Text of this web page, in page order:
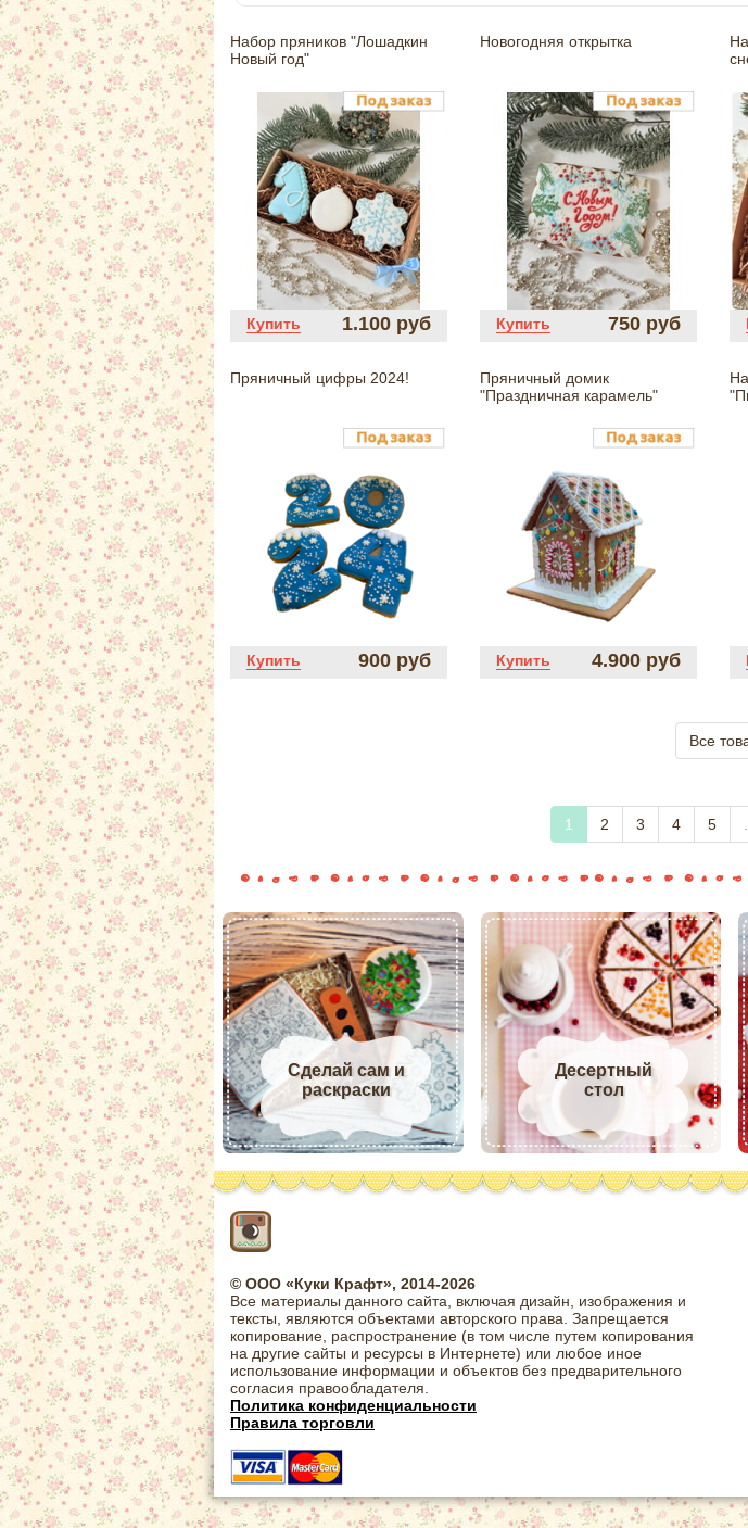
Набор пряников "Лошадкин
Новый год"
Купить 1.100 руб
Новогодняя открытка
Купить 750 руб
Пряничный цифры 2024!
Купить 900 руб
Пряничный домик
"Праздничная карамель"
Купить 4.900 руб
Все
1 2 3 4 5
Сделай сам и
раскраски
Десертный
стол
© ООО «Куки Крафт», 2014-2026
Все материалы данного сайта, включая дизайн, изображения и
тексты, являются объектами авторского права. Запрещается
копирование, распространение (в том числе путем копирования
на другие сайты и ресурсы в Интернете) или любое иное
использование информации и объектов без предварительного
согласия правообладателя.
Политика конфиденциальности
Правила торговли